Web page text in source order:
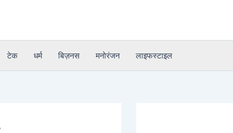
टेक धर्म बिज़नस मनोरंजन लाइफस्टाइल